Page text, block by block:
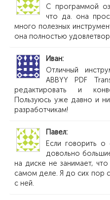
С программой
что да. она
много полезных
она полностью
Иван
Отличный
ABBYY PDF
редактировать и
Пользуюсь уже давно и
разработчикам!
Павел
Если говорить
довольно
на диске не занимает,
самом деле. Я до сих пор
с ней.